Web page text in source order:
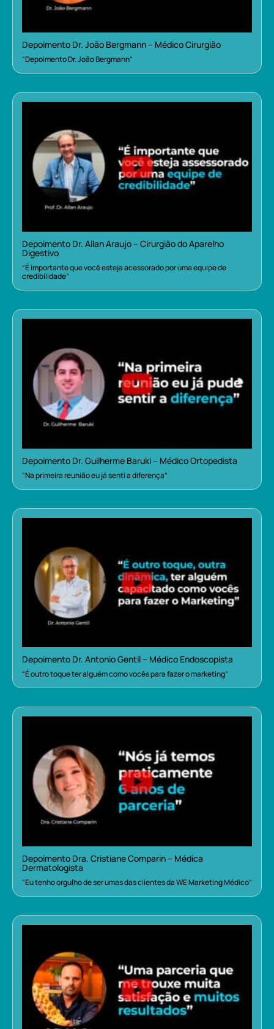
Depoimento Dr. João Bergmann – Médico Cirurgião
“Depoimento Dr. João Bergmann”
Depoimento Dr. Allan Araujo – Cirurgião do Aparelho
Digestivo
“É importante que você esteja acessorado por uma equipe de
credibilidade”
Depoimento Dr. Guilherme Baruki – Médico Ortopedista
“Na primeira reunião eu já senti a diferença”
Depoimento Dr. Antonio Gentil – Médico Endoscopista
“É outro toque ter alguém como vocês para fazer o marketing”
Depoimento Dra. Cristiane Comparin – Médica
Dermatologista
“Eu tenho orgulho de ser umas das clientes da WE Marketing Médico”